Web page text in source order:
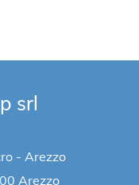
srl
- Arezzo
Arezzo